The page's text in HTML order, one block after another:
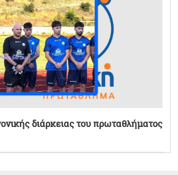
διάρκειας του πρωταθλήματος